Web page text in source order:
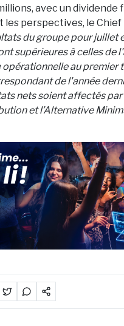
avec un dividende
les perspectives, le
du groupe pour
supérieures à celles de
au
de l'année
nets soient affectés
et l’Alternative